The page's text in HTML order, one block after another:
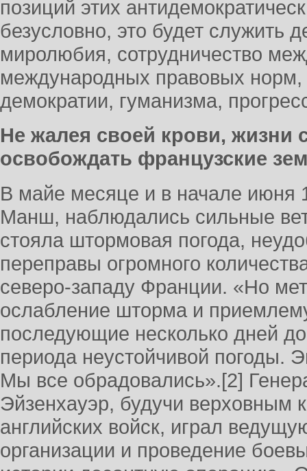
позиций этих
безусловно, это будет служить
миролюбия, сотрудничество
международных правовых норм,
демократии, гуманизма,
Не жалея своей крови, жизни
освобождать французские
В майе месяце и в начале июня
Манш, наблюдались сильные
стояла штормовая погода,
переправы огромного
северо-западу Франции. «Но
ослабление шторма и
последующие несколько дней
периода неустойчивой погоды.
Мы все обрадовались».[2]
Эйзенхауэр, будучи
английских войск, играл
организации и проведение